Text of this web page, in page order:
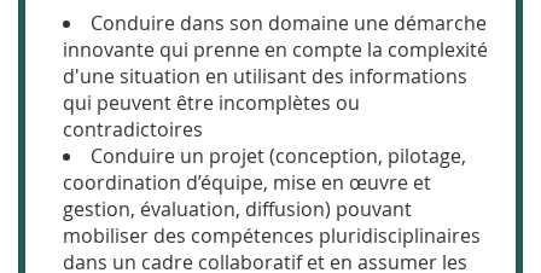
Conduire dans son domaine une démarche
innovante qui prenne en compte la complexité
d'une situation en utilisant des informations
qui peuvent être incomplètes ou
contradictoires
Conduire un projet (conception, pilotage,
coordination d’équipe, mise en œuvre et
gestion, évaluation, diffusion) pouvant
mobiliser des compétences pluridisciplinaires
dans un cadre collaboratif et en assumer les